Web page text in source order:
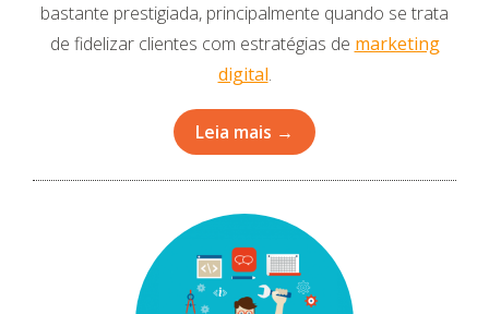
bastante prestigiada, principalmente quando se trata
de fidelizar clientes com estratégias de marketing
digital.
Leia mais →